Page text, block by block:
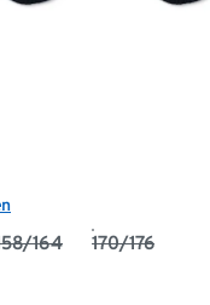
164 170/176